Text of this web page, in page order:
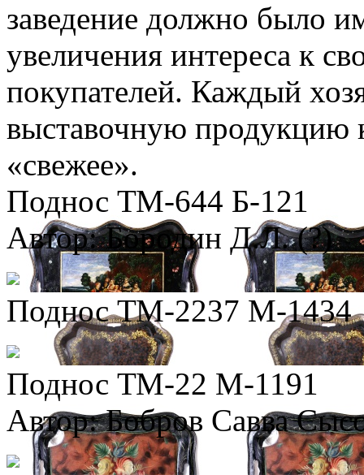
заведение должно было
увеличения интереса к
покупателей. Каждый
выставочную продукцию
«свежее».
Поднос ТМ-644 Б-121
Автор: Бородин Д.Л. (?)
Поднос ТМ-2237 М-1434
Поднос ТМ-22 М-1191
Автор: Бобров Савва